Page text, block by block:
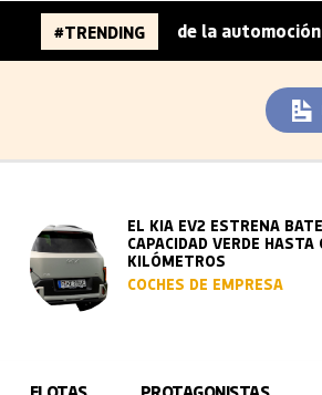
#TRENDING
de la automoción europea si
EL KIA EV2 ESTRENA
CAPACIDAD VERDE
KILÓMETROS
COCHES DE EMPRESA